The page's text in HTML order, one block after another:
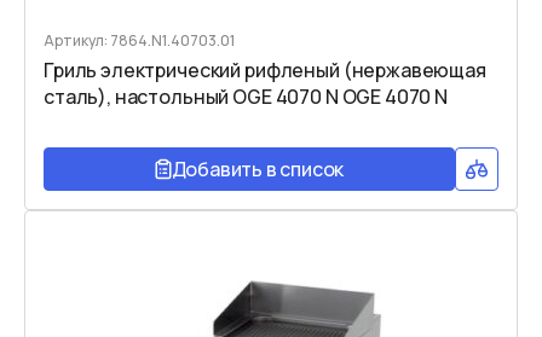
Артикул: 7864.N1.40703.01
Гриль электрический рифленый (нержавеющая
сталь), настольный OGE 4070 N OGE 4070 N
Добавить в список